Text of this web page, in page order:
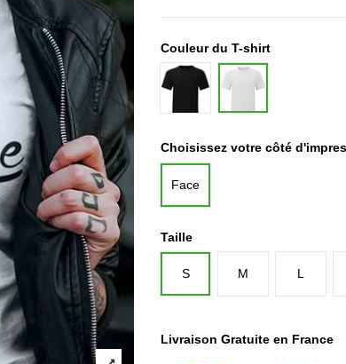
Couleur du T-shirt
Noir
Blanc
Choisissez votre côté
Face
Taille
S M L
Livraison Gratuite en France